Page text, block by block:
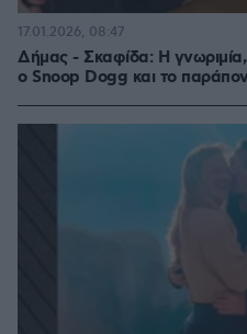
Δήμας - Σκαφίδα: Η
o Snoop Dogg και το
17.01.2026, 08:47